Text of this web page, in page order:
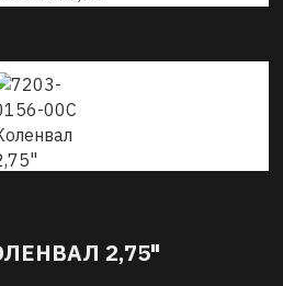
2,75"